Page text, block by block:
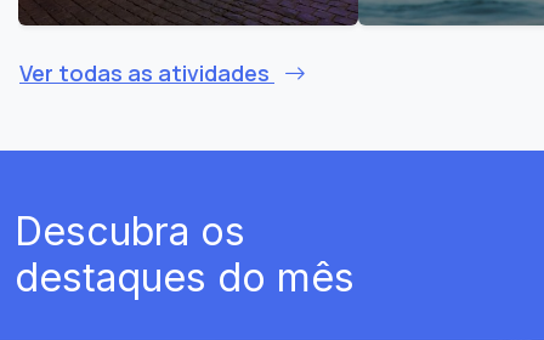
Ver todas as atividades
Descubra os
destaques do mês